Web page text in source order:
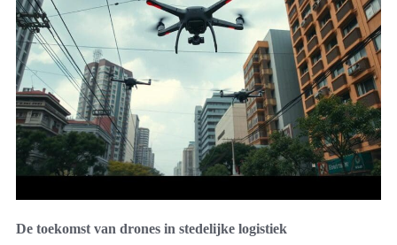
De toekomst van drones in stedelijke logistiek